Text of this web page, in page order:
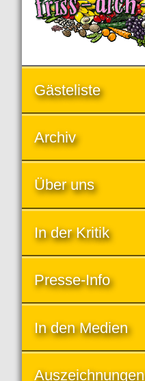
Gästeliste
Archiv
Über uns
In der Kritik
Presse-Info
In den Medien
Auszeichnungen